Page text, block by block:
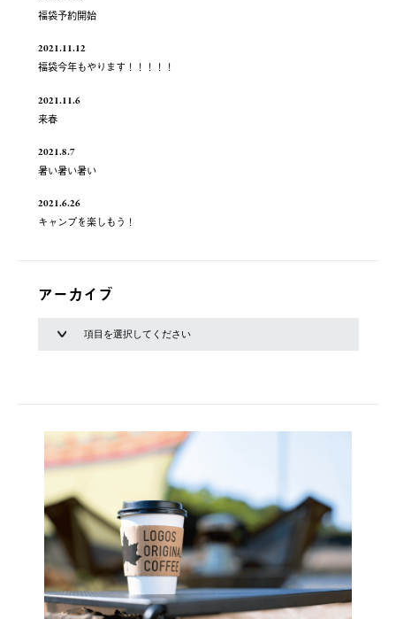
福袋予約開始
2021.11.12
福袋今年もやります！！！！！
2021.11.6
来春
2021.8.7
暑い暑い暑い
2021.6.26
キャンプを楽しもう！
アーカイブ